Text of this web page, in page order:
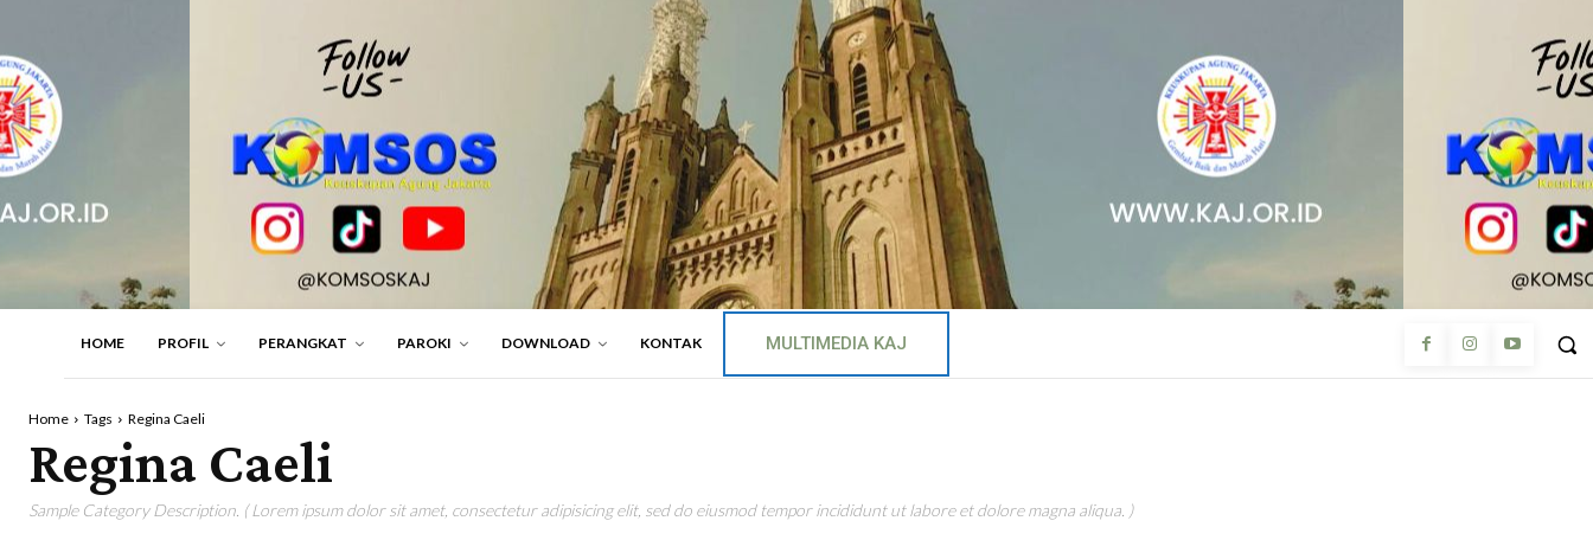
HOME PROFIL PERANGKAT PAROKI DOWNLOAD KONTAK MULTIMEDIA KAJ
Home Tags Regina Caeli
Regina Caeli
Sample Category Description. ( Lorem ipsum dolor sit amet, consectetur adipisicing elit, sed do eiusmod tempor incididunt ut labore et dolore magna aliqua. )